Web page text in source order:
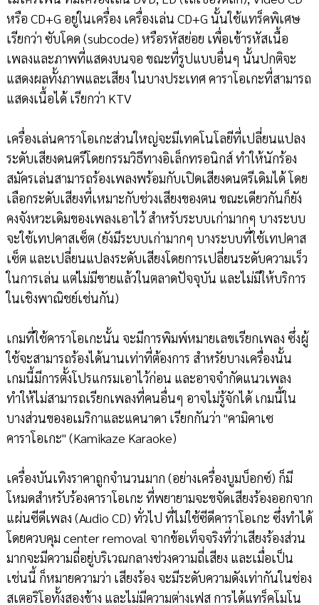
หรือ CD+G อยู่ในเครื่อง เครื่องเล่น CD+G นั้นใช้แทร็คพิเศษ
เรียกว่า ซับโคด (subcode) หรือรหัสย่อย เพื่อเข้ารหัสเนื้อ
เพลงและภาพที่แสดงบนจอ ขณะที่รูปแบบอื่นๆ นั้นปกติจะ
แสดงผลทั้งภาพและเสียง ในบางประเทศ คาราโอเกะที่สามารถ
แสดงเนื้อได้ เรียกว่า KTV
เครื่องเล่นคาราโอเกะส่วนใหญ่จะมีเทคโนโลยีที่เปลี่ยนแปลง
ระดับเสียงดนตรีโดยกรรมวิธีทางอิเล็กทรอนิกส์ ทำให้นักร้อง
สมัครเล่นสามารถร้องเพลงพร้อมกับเปิดเสียงดนตรีเดิมได้ โดย
เลือกระดับเสียงที่เหมาะกับช่วงเสียงของตน ขณะเดียวกันก็ยัง
คงจังหวะเดิมของเพลงเอาไว้ สำหรับระบบเก่ามากๆ บางระบบ
จะใช้เทปคาสเซ็ต (ยังมีระบบเก่ามากๆ บางระบบที่ใช้เทปคาส
เซ็ต และเปลี่ยนแปลงระดับเสียงโดยการเปลี่ยนระดับความเร็ว
ในการเล่น แต่ไม่มีขายแล้วในตลาดปัจจุบัน และไม่มีให้บริการ
ในเชิงพาณิชย์เช่นกัน)
เกมที่ใช้คาราโอเกะนั้น จะมีการพิมพ์หมายเลขเรียกเพลง ซึ่งผู้
ใช้จะสามารถร้องได้นานเท่าที่ต้องการ สำหรัยบางเครื่องนั้น
เกมนี้มีการตั้งโปรแกรมเอาไว้ก่อน และอาจจำกัดแนวเพลง
ทำให้ไม่สามารถเรียกเพลงที่คนอื่นๆ อาจไม่รู้จักได้ เกมนี้ใน
บางส่วนของอเมริกาและแคนาดา เรียกกันว่า "คามิคาเซ
คาราโอเกะ" (Kamikaze Karaoke)
เครื่องบันเทิงราคาถูกจำนวนมาก (อย่างเครื่องบูมบ็อกซ์) ก็มี
โหมดสำหรับร้องคาราโอเกะ ที่พยายามจะขจัดเสียงร้องออกจาก
แผ่นซีดีเพลง (Audio CD) ทั่วไป ที่ไม่ใช้ซีดีคาราโอเกะ ซึ่งทำได้
โดยควบคุม center removal จากข้อเท็จจริงที่ว่าเสียงร้องส่วน
มากจะมีความถี่อยู่บริเวณกลางช่วงความถี่เสียง และเมื่อเป็น
เช่นนี้ ก็หมายความว่า เสียงร้อง จะมีระดับความดังเท่ากันในช่อง
สเตอริโอทั้งสองข้าง และไม่มีความต่างเฟส การได้แทร็คโมโน